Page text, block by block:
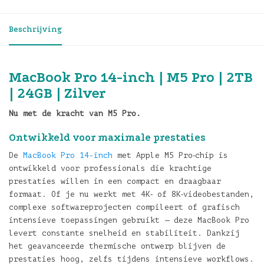
Beschrijving
MacBook Pro 14-inch | M5 Pro | 2TB
| 24GB | Zilver
Nu met de kracht van M5 Pro.
Ontwikkeld voor maximale prestaties
De MacBook Pro 14-inch met Apple M5 Pro‑chip is
ontwikkeld voor professionals die krachtige
prestaties willen in een compact en draagbaar
formaat. Of je nu werkt met 4K‑ of 8K‑videobestanden,
complexe softwareprojecten compileert of grafisch
intensieve toepassingen gebruikt — deze MacBook Pro
levert constante snelheid en stabiliteit. Dankzij
het geavanceerde thermische ontwerp blijven de
prestaties hoog, zelfs tijdens intensieve workflows.